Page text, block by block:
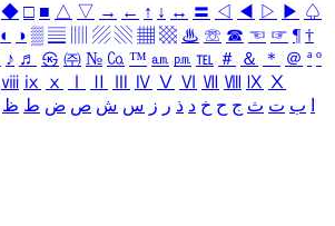
◆ □ ■ △ ▽ → ← ↑ ↓ ↔ 〓 ◁ ◀ ▷ ▶ ♤
◐ ◑ ▒ ▤ ▨ ▧ ▦ ▩ ♨ ☏ ☎ ☜ ☞ ¶ †
♪ ♬ ㉿ ㈜ № ㏇ ™ ㏂ ㏘ ℡ ＃ ＆ ＊ ＠ ª º
ⅷ ⅸ ⅹ Ⅳ Ⅴ Ⅵ Ⅶ Ⅷ Ⅸ Ⅹ
ب ت ث ج ح خ د ذ ر ز س ش ص ض ط ظ